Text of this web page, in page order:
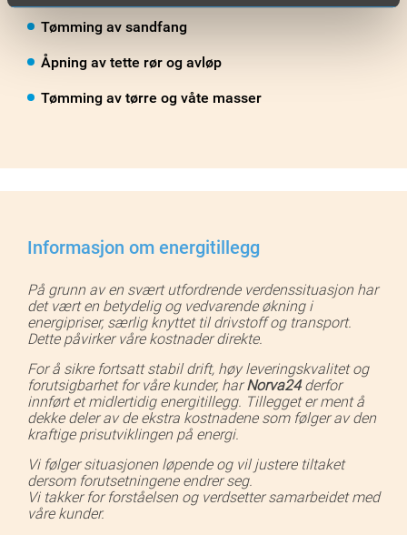
Tømming av sandfang
Åpning av tette rør og avløp
Tømming av tørre og våte masser
Informasjon om energitillegg
På grunn av en svært utfordrende verdenssituasjon har
det vært en betydelig og vedvarende økning i
energipriser, særlig knyttet til drivstoff og transport.
Dette påvirker våre kostnader direkte.
For å sikre fortsatt stabil drift, høy leveringskvalitet og
forutsigbarhet for våre kunder, harNorva24derfor
innført et midlertidig energitillegg. Tillegget er ment å
dekke deler av de ekstra kostnadene som følger av den
kraftige prisutviklingen på energi.
Vi følger situasjonen løpende og vil justere tiltaket
dersom forutsetningene endrer seg.
Vi takker for forståelsen og verdsetter samarbeidet med
våre kunder.